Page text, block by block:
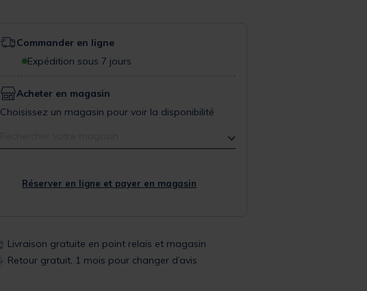
Commander en ligne
Expédition sous 7 jours
Acheter en magasin
Choisissez un magasin pour voir la disponibilité
Réserver en ligne et payer en magasin
Livraison gratuite en point relais et magasin
Retour gratuit, 1 mois pour changer d’avis